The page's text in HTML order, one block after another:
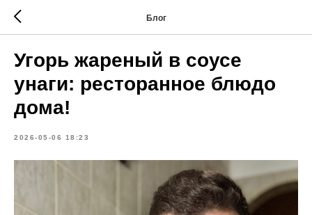
Блог
Угорь жареный в соусе
унаги: ресторанное блюдо
дома!
2026-05-06 18:23